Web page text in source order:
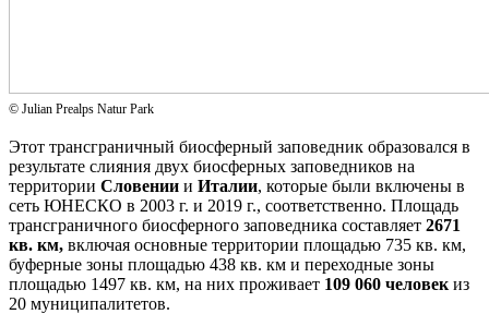
© Julian Prealps Natur Park
Этот трансграничный биосферный заповедник образовался в
результате слияния двух биосферных заповедников на
территории Словении и Италии, которые были включены в
сеть ЮНЕСКО в 2003 г. и 2019 г., соответственно. Площадь
трансграничного биосферного заповедника составляет 2671
кв. км, включая основные территории площадью 735 кв. км,
буферные зоны площадью 438 кв. км и переходные зоны
площадью 1497 кв. км, на них проживает 109 060 человек из
20 муниципалитетов.